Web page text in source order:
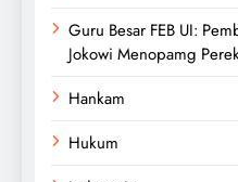
Guru Besar FEB UI:
Jokowi Menopamg
Hankam
Hukum